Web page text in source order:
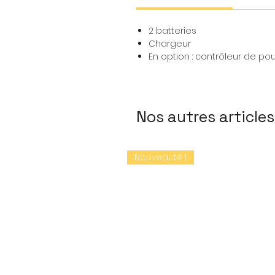
2 batteries
Chargeur
En option : contrôleur de
Nos autres articles
Nouveauté !